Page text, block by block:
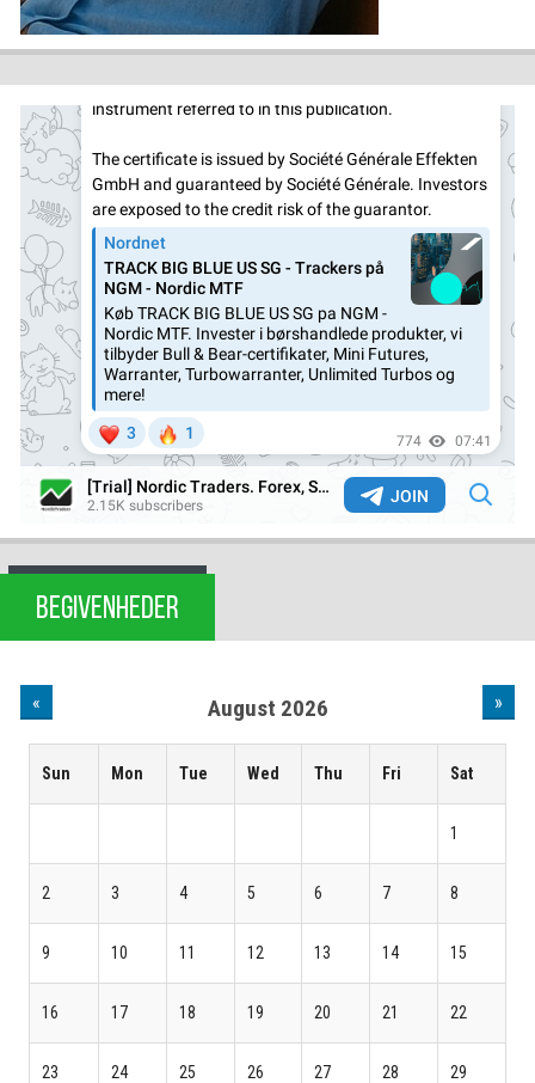
BEGIVENHEDER
« August 2026 »
Sun Mon Tue Wed Thu Fri Sat
1
2 3 4 5 6 7 8
9 10 11 12 13 14 15
16 17 18 19 20 21 22
23 24 25 26 27 28 29